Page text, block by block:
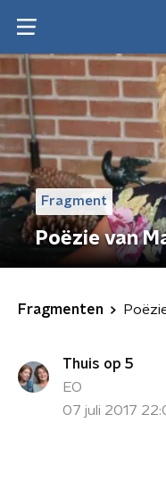
Fragment
Poëzie van
Fragmenten
Thuis op 5
EO
07 juli 2017